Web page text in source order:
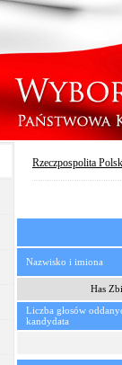
Rzeczpospolita
Nazwisko i imiona
Has
Liczba głosów
kandydata